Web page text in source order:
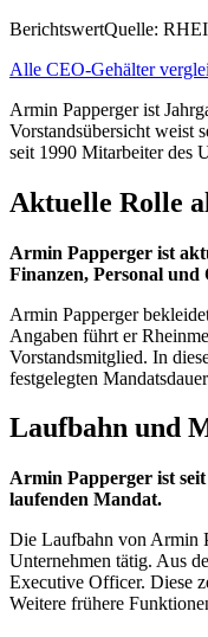
BerichtswertQuelle:
Alle CEO-Gehälter
Armin Papperger ist
Vorstandsübersicht weist
seit 1990 Mitarbeiter des
Aktuelle Rolle
Armin Papperger ist
Finanzen, Personal und
Armin Papperger
Angaben führt er
Vorstandsmitglied. In
festgelegten
Laufbahn und
Armin Papperger ist
laufenden Mandat.
Die Laufbahn von Armin
Unternehmen tätig. Aus
Executive Officer. Diese
Weitere frühere